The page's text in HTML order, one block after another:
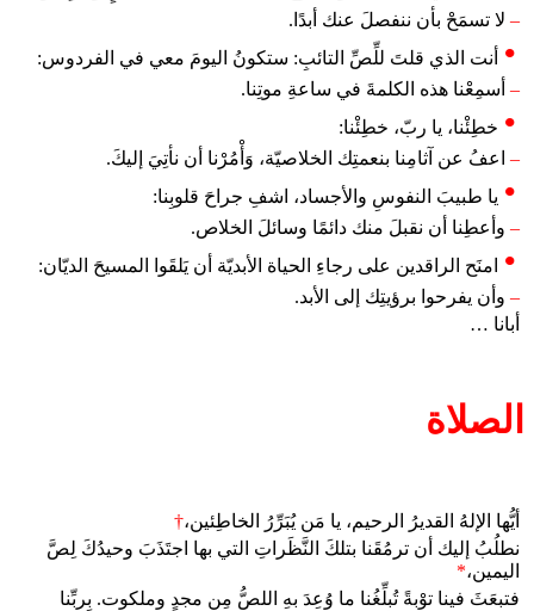
– لا تسمَحْ بأن ننفصلَ عنك أبدًا.
أنت الذي قلتَ للِّصِّ التائبِ: ستكونُ اليومَ معي في الفردوس:
– أسمِعْنا هذه الكلمةَ في ساعةِ موتِنا.
خطِئْنا، يا ربّ، خطِئْنا:
– اعفُ عن آثامِنا بنعمتِك الخلاصيّة، وَأْمُرْنا أن نأتِيَ إليكَ.
يا طبيبَ النفوسِ والأجساد، اشفِ جراحَ قلوبِنا:
– وأعطِنا أن نقبلَ منك دائمًا وسائلَ الخلاص.
امنَح الراقدين على رجاءِ الحياة الأبديّة أن يَلقَوا المسيحَ الديّان:
– وأن يفرحوا برؤيتِك إلى الأبد.
أبانا …
الصلاة
أيُّها الإلهُ القديرُ الرحيم، يا مَن يُبَرِّرُ الخاطِئين،†
نطلُبُ إليك أن ترمُقَنا بتلكَ النَّظَراتِ التي بها اجتَذَبَ وحيدُكَ لِصَّ
اليمين،*
فتبعَثَ فينا توْبةً تُبلِّغُنا ما وُعِدَ بهِ اللصُّ مِن مجدٍ وملكوت. بِربِّنا